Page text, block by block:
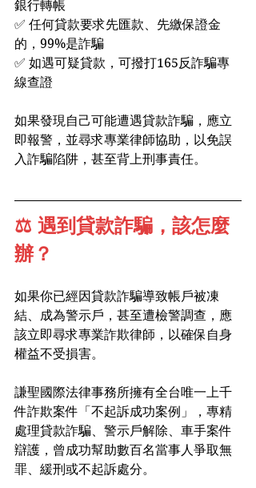
銀行轉帳
✅ 任何貸款要求先匯款、先繳保證金
的，99%是詐騙
✅ 如遇可疑貸款，可撥打165反詐騙專
線查證
如果發現自己可能遭遇貸款詐騙，應立
即報警，並尋求專業律師協助，以免誤
入詐騙陷阱，甚至背上刑事責任。
⚖️ 遇到貸款詐騙，該怎麼
辦？
如果你已經因貸款詐騙導致帳戶被凍
結、成為警示戶，甚至遭檢警調查，應
該立即尋求專業詐欺律師，以確保自身
權益不受損害。
謙聖國際法律事務所擁有全台唯一上千
件詐欺案件「不起訴成功案例」，專精
處理貸款詐騙、警示戶解除、車手案件
辯護，曾成功幫助數百名當事人爭取無
罪、緩刑或不起訴處分。